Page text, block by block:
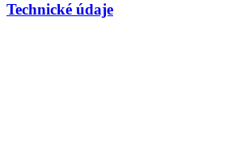
Technické údaje